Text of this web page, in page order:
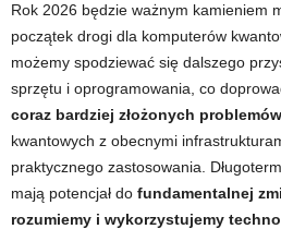
Rok 2026 będzie ważnym kamieniem
początek drogi dla komputerów
możemy spodziewać się dalszego
sprzętu i oprogramowania, co
coraz bardziej złożonych problemów
kwantowych z obecnymi
praktycznego zastosowania.
mają potencjał do fundamentalnej
rozumiemy i wykorzystujemy